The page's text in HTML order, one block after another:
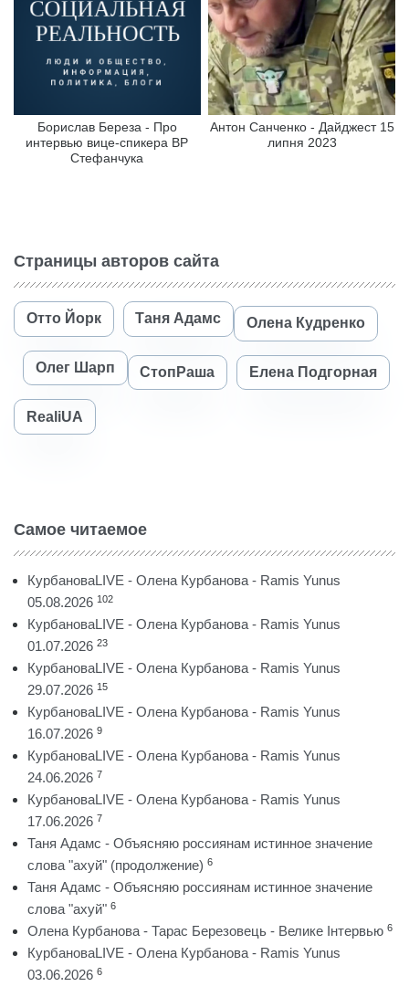
Борислав Береза - Про
интервью вице-спикера ВР
Стефанчука
Антон Санченко - Дайджест 15
липня 2023
Страницы авторов сайта
Отто Йорк Таня Адамс Олена Кудренко
Олег Шарп СтопРаша Елена Подгорная
RealiUA
Самое читаемое
КурбановаLIVE - Олена Курбанова - Ramis Yunus
05.08.2026 102
КурбановаLIVE - Олена Курбанова - Ramis Yunus
01.07.2026 23
КурбановаLIVE - Олена Курбанова - Ramis Yunus
29.07.2026 15
КурбановаLIVE - Олена Курбанова - Ramis Yunus
16.07.2026 9
КурбановаLIVE - Олена Курбанова - Ramis Yunus
24.06.2026 7
КурбановаLIVE - Олена Курбанова - Ramis Yunus
17.06.2026 7
Таня Адамс - Объясняю россиянам истинное значение
слова "ахуй" (продолжение) 6
Таня Адамс - Объясняю россиянам истинное значение
слова "ахуй" 6
Олена Курбанова - Тарас Березовець - Велике Інтервью 6
КурбановаLIVE - Олена Курбанова - Ramis Yunus
03.06.2026 6